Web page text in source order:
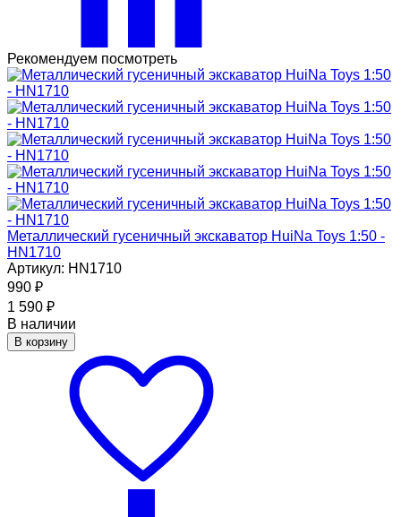
Рекомендуем посмотреть
Металлический гусеничный экскаватор HuiNa Toys 1:50 -
HN1710
Артикул: HN1710
990 ₽
1 590 ₽
В наличии
В корзину